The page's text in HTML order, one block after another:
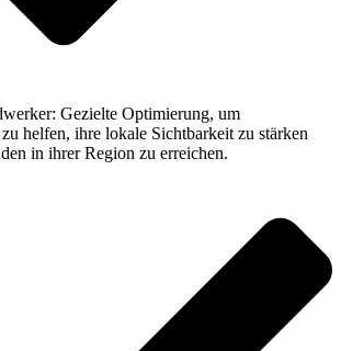
Gezielte Optimierung, um
helfen, ihre lokale Sichtbarkeit zu stärken
in ihrer Region zu erreichen.